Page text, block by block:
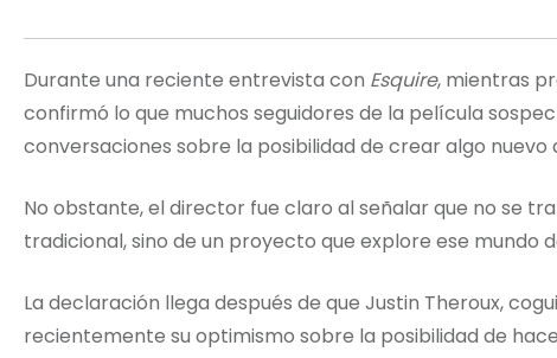
Durante una reciente entrevista con Esquire, mientras
confirmó lo que muchos seguidores de la película
conversaciones sobre la posibilidad de crear algo nuevo
No obstante, el director fue claro al señalar que no se
tradicional, sino de un proyecto que explore ese mundo
La declaración llega después de que Justin Theroux,
recientemente su optimismo sobre la posibilidad de